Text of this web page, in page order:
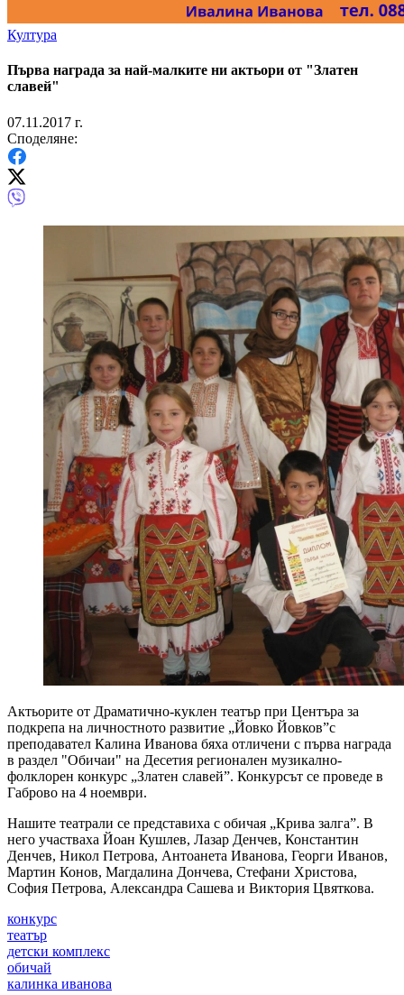
Култура
Първа награда за най-малките ни актьори от "Златен
славей"
07.11.2017 г.
Споделяне:
Актьорите от Драматично-куклен театър при Центъра за
подкрепа на личностното развитие „Йовко Йовков”с
преподавател Калина Иванова бяха отличени с първа награда
в раздел "Обичаи" на Десетия регионален музикално-
фолклорен конкурс „Златен славей”. Конкурсът се проведе в
Габрово на 4 ноември.
Нашите театрали се представиха с обичая „Крива залга”. В
него участваха Йоан Кушлев, Лазар Денчев, Константин
Денчев, Никол Петрова, Антоанета Иванова, Георги Иванов,
Мартин Конов, Магдалина Дончева, Стефани Христова,
София Петрова, Александра Сашева и Виктория Цвяткова.
конкурс
театър
детски комплекс
обичай
калинка иванова